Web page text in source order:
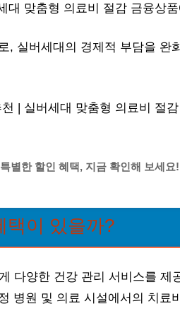
대 맞춤형 의료비 절감 금융상
, 실버세대의 경제적 부담을 완
| 실버세대 맞춤형 의료비 절
별한 할인 혜택, 지금 확인해 보세요!
택이 있을까?
다양한 건강 관리 서비스를 제
병원 및 의료 시설에서의 치료